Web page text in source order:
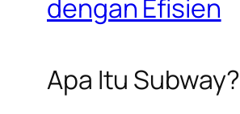
dengan Efisien
Apa Itu Subway?